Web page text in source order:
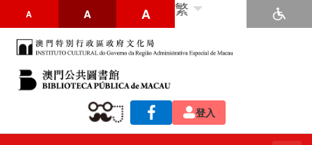
A A A 繁
登入